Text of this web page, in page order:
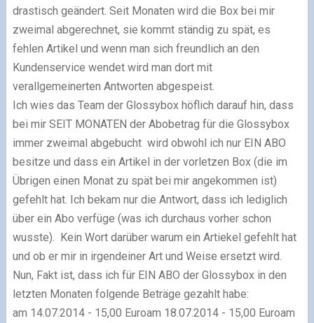
drastisch geändert. Seit Monaten wird die Box bei mir
zweimal abgerechnet, sie kommt ständig zu spät, es
fehlen Artikel und wenn man sich freundlich an den
Kundenservice wendet wird man dort mit
verallgemeinerten Antworten abgespeist.
Ich wies das Team der Glossybox höflich darauf hin, dass
bei mir SEIT MONATEN der Abobetrag für die Glossybox
immer zweimal abgebucht wird obwohl ich nur EIN ABO
besitze und dass ein Artikel in der vorletzen Box (die im
Übrigen einen Monat zu spät bei mir angekommen ist)
gefehlt hat. Ich bekam nur die Antwort, dass ich lediglich
über ein Abo verfüge (was ich durchaus vorher schon
wusste). Kein Wort darüber warum ein Artiekel gefehlt hat
und ob er mir in irgendeiner Art und Weise ersetzt wird.
Nun, Fakt ist, dass ich für EIN ABO der Glossybox in den
letzten Monaten folgende Beträge gezahlt habe:
am 14.07.2014 - 15,00 Euroam 18.07.2014 - 15,00 Euroam